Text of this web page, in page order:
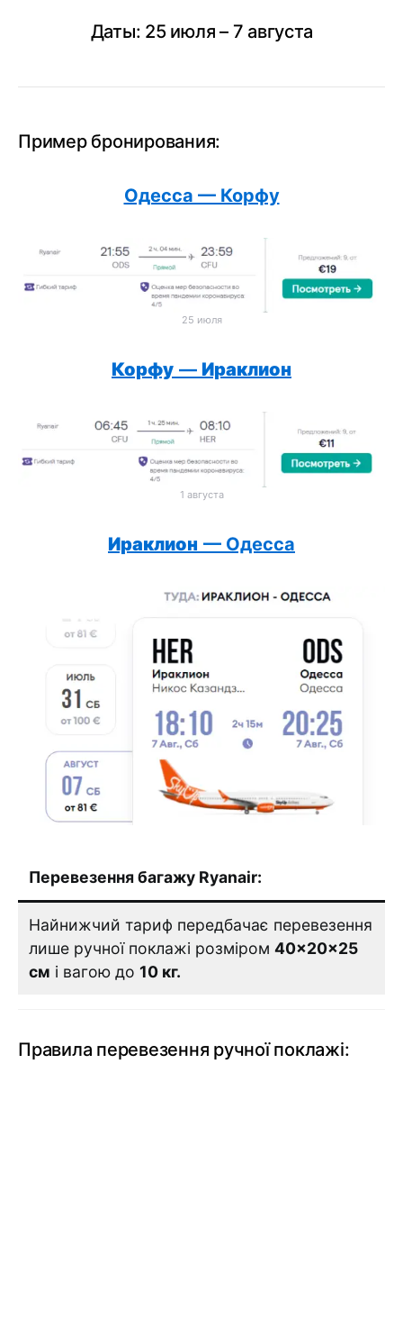
Даты: 25 июля – 7 августа
Пример бронирования:
Одесса — Корфу
25 июля
Корфу — Ираклион
1 августа
Ираклион — Одесса
Перевезення багажу Ryanair:
Найнижчий тариф передбачає перевезення
лише ручної поклажі розміром 40×20×25
см і вагою до 10 кг.
Правила перевезення ручної поклажі: